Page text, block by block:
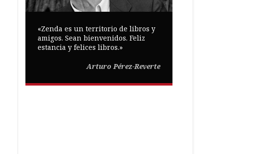
«Zenda es un territorio de libros y
amigos. Sean bienvenidos. Feliz
estancia y felices libros.»
Arturo Pérez-Reverte